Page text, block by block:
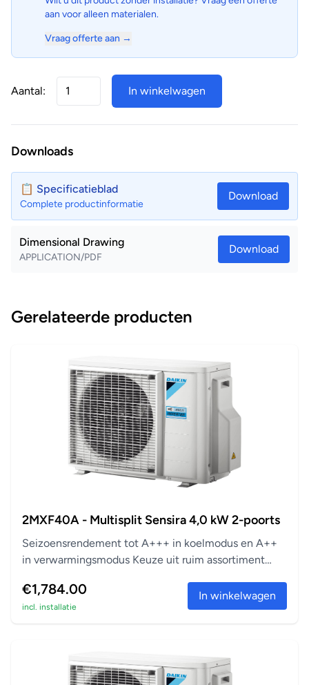
aan voor alleen materialen.
Vraag offerte aan →
Aantal: In winkelwagen
Downloads
📋 Specificatieblad
Complete productinformatie
Download
Dimensional Drawing
APPLICATION/PDF
Download
Gerelateerde producten
2MXF40A - Multisplit Sensira 4,0 kW 2-poorts
Seizoensrendement tot A+++ in koelmodus en A++
in verwarmingsmodus Keuze uit ruim assortiment
€1,784.00
incl. installatie
In winkelwagen